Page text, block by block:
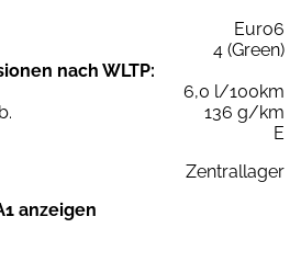
Euro6
4 (Green)
nach WLTP:
6,0 l/100km
136 g/km
E
Zentrallager
anzeigen